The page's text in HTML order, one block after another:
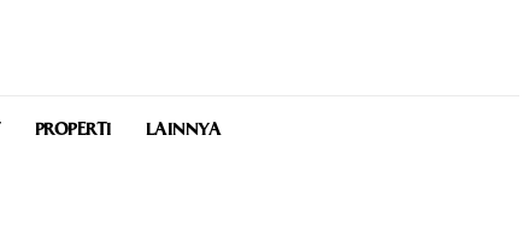
PROPERTI LAINNYA